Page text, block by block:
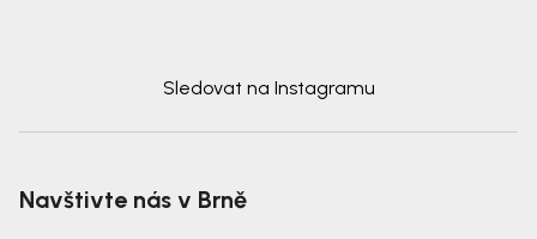
Sledovat na Instagramu
Navštivte nás v Brně